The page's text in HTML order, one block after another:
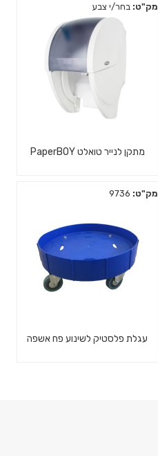
מק"ט: בחר/י צבע
מתקן לנייר טואלט PaperBOY
מק"ט:
עגלת פלסטיק לשינוע פח אשפה